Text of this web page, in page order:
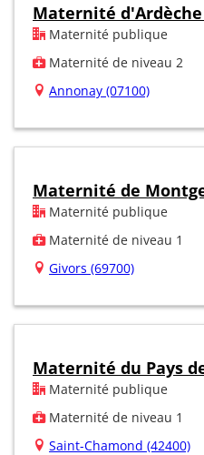
Maternité
Maternité publique
Maternité de niveau 2
Annonay (07100)
Maternité de
Maternité publique
Maternité de niveau 1
Givors (69700)
Maternité du Pays
Maternité publique
Maternité de niveau 1
Saint-Chamond (42400)